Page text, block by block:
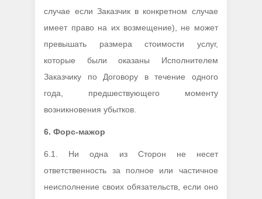
случае если Заказчик в конкретном случае
имеет право на их возмещение), не может
превышать размера стоимости услуг,
которые были оказаны Исполнителем
Заказчику по Договору в течение одного
года, предшествующего моменту
возникновения убытков.
6.Форс-мажор
6.1. Ни одна из Сторон не несет
ответственность за полное или частичное
неисполнение своих обязательств, если оно